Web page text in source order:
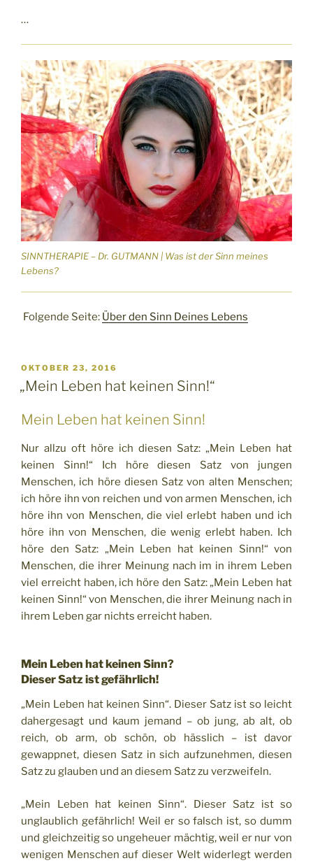
…
SINNTHERAPIE – Dr. GUTMANN | Was ist der Sinn meines
Lebens?
Folgende Seite: Über den Sinn Deines Lebens
VERÖFFENTLICHT
AM
OKTOBER 23, 2016
„Mein Leben hat keinen Sinn!“
Mein Leben hat keinen Sinn!
Nur allzu oft höre ich diesen Satz: „Mein Leben hat
keinen Sinn!“ Ich höre diesen Satz von jungen
Menschen, ich höre diesen Satz von alten Menschen;
ich höre ihn von reichen und von armen Menschen, ich
höre ihn von Menschen, die viel erlebt haben und ich
höre ihn von Menschen, die wenig erlebt haben. Ich
höre den Satz: „Mein Leben hat keinen Sinn!“ von
Menschen, die ihrer Meinung nach im in ihrem Leben
viel erreicht haben, ich höre den Satz: „Mein Leben hat
keinen Sinn!“ von Menschen, die ihrer Meinung nach in
ihrem Leben gar nichts erreicht haben.
Mein Leben hat keinen Sinn?
Dieser Satz ist gefährlich!
„Mein Leben hat keinen Sinn“. Dieser Satz ist so leicht
dahergesagt und kaum jemand – ob jung, ab alt, ob
reich, ob arm, ob schön, ob hässlich – ist davor
gewappnet, diesen Satz in sich aufzunehmen, diesen
Satz zu glauben und an diesem Satz zu verzweifeln.
„Mein Leben hat keinen Sinn“. Dieser Satz ist so
unglaublich gefährlich! Weil er so falsch ist, so dumm
und gleichzeitig so ungeheuer mächtig, weil er nur von
wenigen Menschen auf dieser Welt widerlegt werden